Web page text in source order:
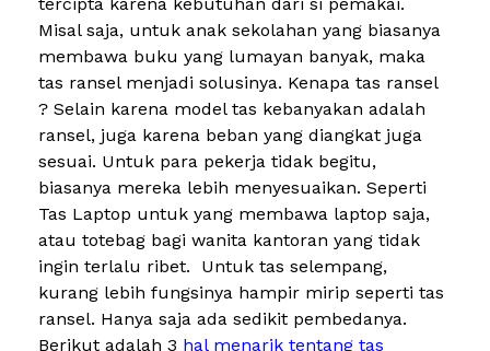
Misal saja, untuk anak sekolahan yang biasanya
membawa buku yang lumayan banyak, maka
tas ransel menjadi solusinya. Kenapa tas ransel
? Selain karena model tas kebanyakan adalah
ransel, juga karena beban yang diangkat juga
sesuai. Untuk para pekerja tidak begitu,
biasanya mereka lebih menyesuaikan. Seperti
Tas Laptop untuk yang membawa laptop saja,
atau totebag bagi wanita kantoran yang tidak
ingin terlalu ribet. Untuk tas selempang,
kurang lebih fungsinya hampir mirip seperti tas
ransel. Hanya saja ada sedikit pembedanya.
Berikut adalah 3 hal menarik tentang tas